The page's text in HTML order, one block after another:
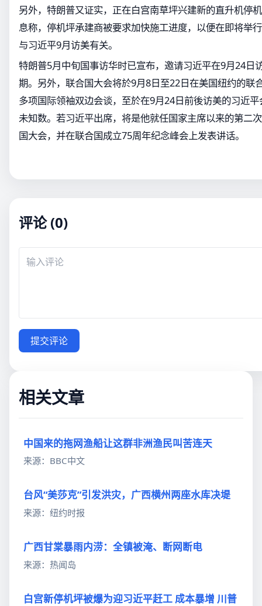
另外，特朗普又证实，正在白宫南草坪兴建新的直升机停
息称，停机坪承建商被要求加快施工进度，以便在即将举
与习近平9月访美有关。
特朗普5月中旬国事访华时已宣布，邀请习近平在9月24日
期。另外，联合国大会将於9月8日至22日在美国纽约的联
多项国际领袖双边会谈，至於在9月24日前後访美的习近
未知数。若习近平出席，将是他就任国家主席以来的第二
国大会，并在联合国成立75周年纪念峰会上发表讲话。
评论 (0)
提交评论
相关文章
中国来的拖网渔船让这群非洲渔民叫苦连天
来源：BBC中文
台风“美莎克”引发洪灾，广西横州两座水库决堤
来源：纽约时报
广西甘棠暴雨内涝：全镇被淹、断网断电
来源：热闻岛
白宫新停机坪被爆为迎习近平赶工 成本暴增 川普